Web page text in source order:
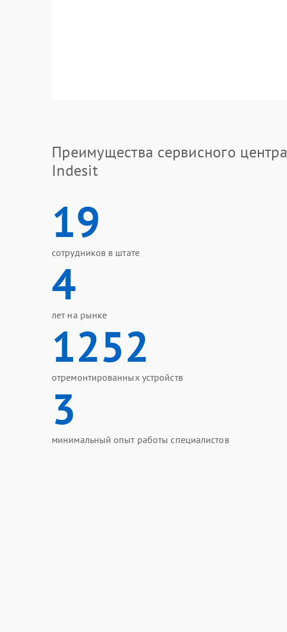
Преимущества сервисного центра
Indesit
19
сотрудников в штате
4
лет на рынке
1252
отремонтированных устройств
3
минимальный опыт работы специалистов